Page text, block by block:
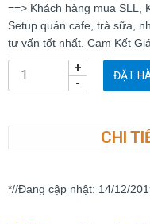
==> Khách hàng mua SLL,
Setup quán cafe, trà sữa,
tư vấn tốt nhất. Cam Kết
-
+ ĐẶT
CHI
*//Đang cập nhật: 14/12/